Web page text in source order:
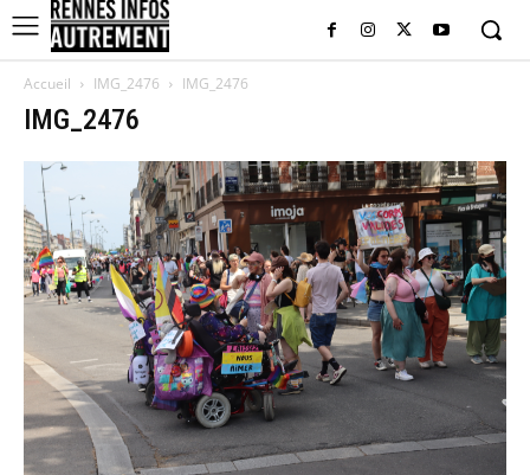
Accueil IMG_2476 IMG_2476
IMG_2476